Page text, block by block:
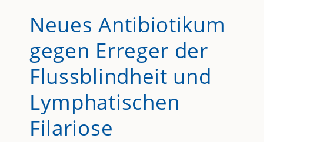
Neues Antibiotikum
gegen Erreger der
Flussblindheit und
Lymphatischen
Filariose